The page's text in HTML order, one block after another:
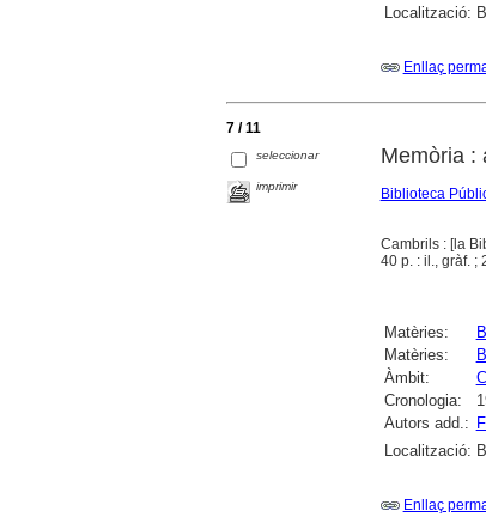
Localització:
Enllaç
7 / 11
seleccionar
imprimir
Memòria :
Biblioteca
Cambrils : [la
40 p. : il., gràf. ;
Matèries:
Matèries:
Àmbit:
Cronologia:
Autors add.:
Localització:
Enllaç